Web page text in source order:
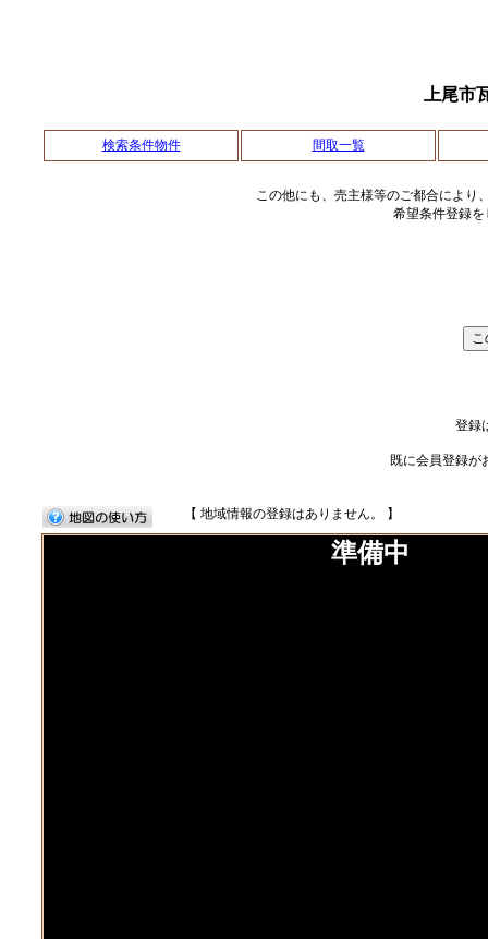
上尾
検索条件物件 間取一覧
この他にも、売主様等のご都合により
希望条件登録
登録
既に会員登録
【 地域情報の登録はありません。 】
準備中